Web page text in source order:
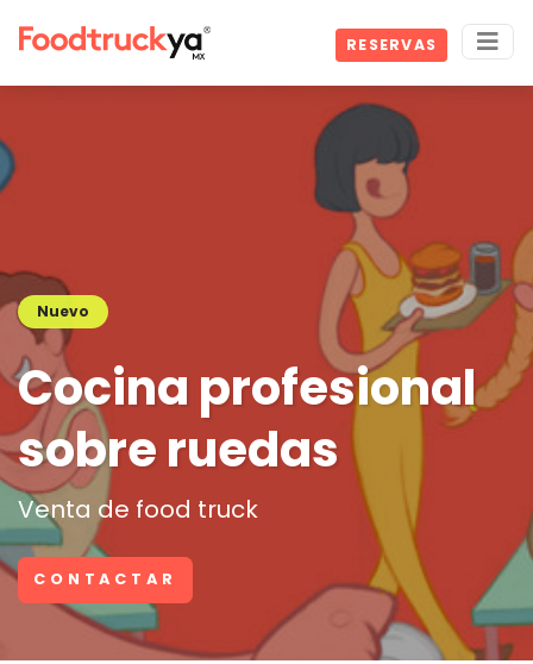
RESERVAS
Nuevo
Cocina profesional
sobre ruedas
Venta de food truck
CONTACTAR